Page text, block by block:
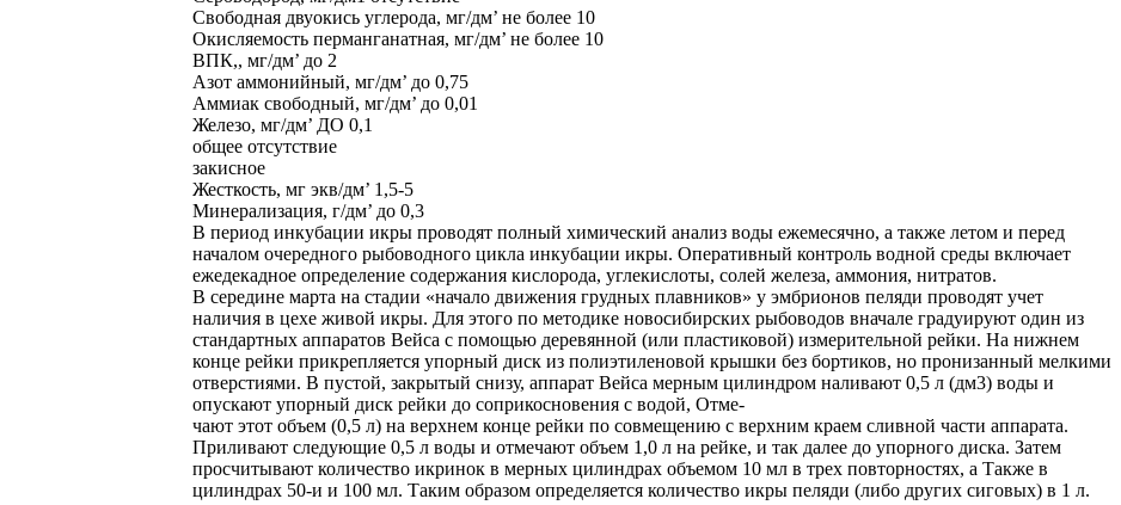
Свободная двуокись углерода, мг/дм’ не более 10
Окисляемость перманганатная, мг/дм’ не более 10
ВПК,, мг/дм’ до 2
Азот аммонийный, мг/дм’ до 0,75
Аммиак свободный, мг/дм’ до 0,01
Железо, мг/дм’ ДО 0,1
общее отсутствие
закисное
Жесткость, мг экв/дм’ 1,5-5
Минерализация, г/дм’ до 0,3
В период инкубации икры проводят полный химический анализ воды ежемесячно, а также летом и перед
началом очередного рыбоводного цикла инкубации икры. Оперативный контроль водной среды включает
ежедекадное определение содержания кислорода, углекислоты, солей железа, аммония, нитратов.
В середине марта на стадии «начало движения грудных плавников» у эмбрионов пеляди проводят учет
наличия в цехе живой икры. Для этого по методике новосибирских рыбоводов вначале градуируют один из
стандартных аппаратов Вейса с помощью деревянной (или пластиковой) измерительной рейки. На нижнем
конце рейки прикрепляется упорный диск из полиэтиленовой крышки без бортиков, но пронизанный мелкими
отверстиями. В пустой, закрытый снизу, аппарат Вейса мерным цилиндром наливают 0,5 л (дм3) воды и
опускают упорный диск рейки до соприкосновения с водой, Отме-
чают этот объем (0,5 л) на верхнем конце рейки по совмещению с верхним краем сливной части аппарата.
Приливают следующие 0,5 л воды и отмечают объем 1,0 л на рейке, и так далее до упорного диска. Затем
просчитывают количество икринок в мерных цилиндрах объемом 10 мл в трех повторностях, а Также в
цилиндрах 50-и и 100 мл. Таким образом определяется количество икры пеляди (либо других сиговых) в 1 л.